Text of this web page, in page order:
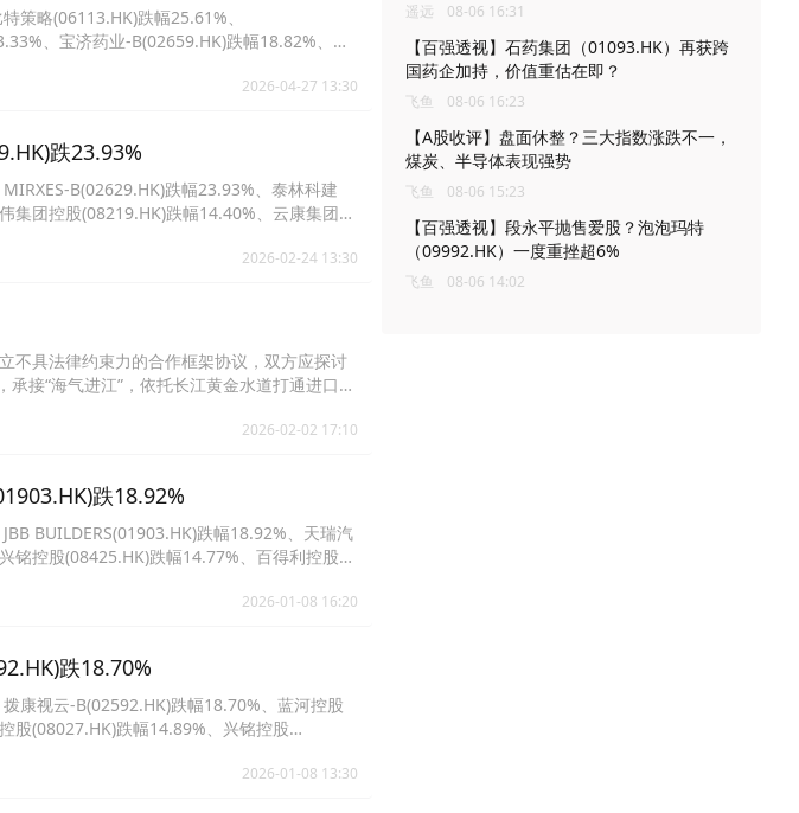
策略(06113.HK)跌幅25.61%、
、宝济药业-B(02659.HK)跌幅18.82%、中
2026-04-27 13:30
跌23.93%
B(02629.HK)跌幅23.93%、泰林科建
集团控股(08219.HK)跌幅14.40%、云康集团
2026-02-24 13:30
不具法律约束力的合作框架协议，双方应探讨
接“海气进江”，依托长江黄金水道打通进口
2026-02-02 17:10
跌18.92%
BUILDERS(01903.HK)跌幅18.92%、天瑞汽
铭控股(08425.HK)跌幅14.77%、百得利控股
2026-01-08 16:20
跌18.70%
康视云-B(02592.HK)跌幅18.70%、蓝河控股
股(08027.HK)跌幅14.89%、兴铭控股
2026-01-08 13:30
遥远 08-06 16:31
【百强透视】石药集团（01093.HK）再获跨
国药企加持，价值重估在即？
飞鱼 08-06 16:23
【A股收评】盘面休整？三大指数涨跌不一，
煤炭、半导体表现强势
飞鱼 08-06 15:23
【百强透视】段永平抛售爱股？泡泡玛特
（09992.HK）一度重挫超6%
飞鱼 08-06 14:02